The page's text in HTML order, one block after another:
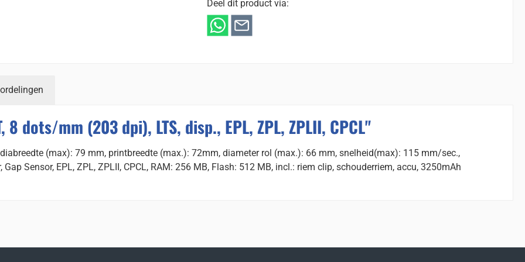
Deel dit product via:
dots/mm (203 dpi), LTS, disp., EPL, ZPL, ZPLII, CPCL"
(max): 79 mm, printbreedte (max.): 72mm, diameter rol (max.): 66 mm, snelheid(max): 115 mm/sec.,
Sensor, EPL, ZPL, ZPLII, CPCL, RAM: 256 MB, Flash: 512 MB, incl.: riem clip, schouderriem, accu, 3250mAh